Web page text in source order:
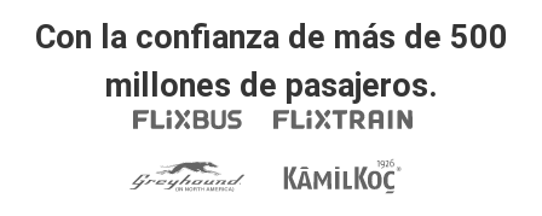
Con la confianza de más de 500
millones de pasajeros.